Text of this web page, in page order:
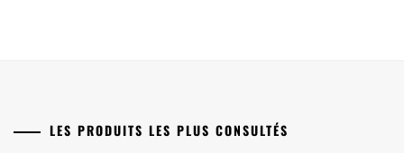
LES PRODUITS LES PLUS CONSULTÉS